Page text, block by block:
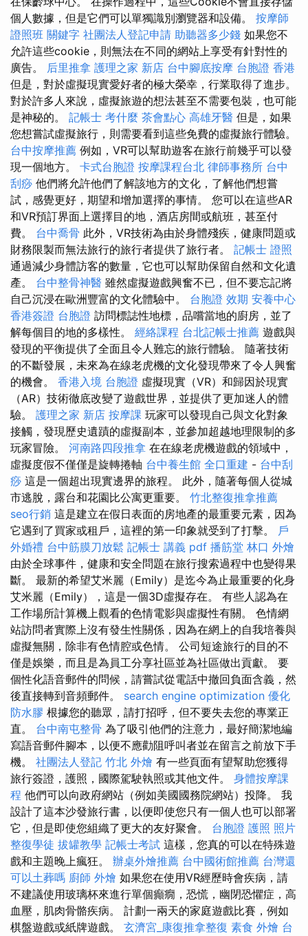
個人數據，但是它們可以單獨識別瀏覽器和設備。 按摩師
證照班 關鍵字 社團法人登記申請 助聽器多少錢 如果您不
允許這些cookie，則無法在不同的網站上享受有針對性的
廣告。 后里推拿 護理之家 新店 台中腳底按摩 台胞證 香港
但是，對於虛擬現實愛好者的極大榮幸，行業取得了進步。
對於許多人來說，虛擬旅遊的想法甚至不需要包裝，也可能
是神秘的。 記帳士 考什麼 茶會點心 高雄牙醫 但是，如果
您想嘗試虛擬旅行，則需要看到這些免費的虛擬旅行體驗。
台中按摩推薦 例如，VR可以幫助遊客在旅行前幾乎可以發
現一個地方。 卡式台胞證 按摩課程台北 律師事務所 台中
刮痧 他們將允許他們了解該地方的文化，了解他們想嘗
試，感覺更好，期望和增加選擇的事情。 您可以在這些AR
和VR預訂界面上選擇目的地，酒店房間或航班，甚至付
費。 台中喬骨 此外，VR技術為由於身體殘疾，健康問題或
財務限製而無法旅行的旅行者提供了旅行者。 記帳士 證照
通過減少身體訪客的數量，它也可以幫助保留自然和文化遺
產。 台中整骨神醫 雖然虛擬遊戲興奮不已，但不要忘記將
自己沉浸在歐洲豐富的文化體驗中。 台胞證 效期 安養中心
香港簽證 台胞證 訪問標誌性地標，品嚐當地的廚房，並了
解每個目的地的多樣性。 經絡課程 台北記帳士推薦 遊戲與
發現的平衡提供了全面且令人難忘的旅行體驗。 隨著技術
的不斷發展，未來為在線老虎機的文化發現帶來了令人興奮
的機會。 香港入境 台胞證 虛擬現實（VR）和歸因於現實
（AR）技術徹底改變了遊戲世界，並提供了更加迷人的體
驗。 護理之家 新店 按摩課 玩家可以發現自己與文化對象
接觸，發現歷史遺蹟的虛擬副本，並參加超越地理限制的多
玩家冒險。 河南路四段推拿 在在線老虎機遊戲的領域中，
虛擬度假不僅僅是旋轉捲軸 台中養生館 全口重建 - 台中刮
痧 這是一個超出現實邊界的旅程。 此外，隨著每個人從城
市逃脫，露台和花園比公寓更重要。 竹北整復推拿推薦
seo行銷 這是建立在假日表面的房地產的最重要元素，因為
它遇到了買家或租戶，這裡的第一印象就受到了打擊。 戶
外婚禮 台中筋膜刀放鬆 記帳士 講義 pdf 播筋堂 林口 外燴
由於全球事件，健康和安全問題在旅行搜索過程中也變得果
斷。 最新的希望艾米麗（Emily）是迄今為止最重要的化身
艾米麗（Emily），這是一個3D虛擬存在。 有些人認為在
工作場所計算機上觀看的色情電影與虛擬性有關。 色情網
站訪問者實際上沒有發生性關係，因為在網上的自我培養與
虛擬無關，除非有色情腔或色情。 公司短途旅行的目的不
僅是娛樂，而且是為員工分享社區並為社區做出貢獻。 要
個性化語音郵件的問候，請嘗試從電話中撤回負面含義，然
後直接轉到音頻郵件。 search engine optimization 優化
防水膠 根據您的聽眾，請打招呼，但不要失去您的專業正
直。 台中南屯整骨 為了吸引他們的注意力，最好簡潔地編
寫語音郵件腳本，以便不應勸阻呼叫者並在留言之前放下手
機。 社團法人登記 竹北 外燴 有一些頁面有望幫助您獲得
旅行簽證，護照，國際駕駛執照或其他文件。 身體按摩課
程 他們可以向政府網站（例如美國國務院網站）投降。 我
設計了這本沙發旅行書，以便即使您只有一個人也可以部署
它，但是即使您組織了更大的友好聚會。 台胞證 護照 照片
整復學徒 拔罐教學 記帳士考試 這樣，您真的可以在特殊遊
戲和主題晚上瘋狂。 辦桌外燴推薦 台中國術館推薦 台灣還
可以土葬嗎 廚師 外燴 如果您在使用VR經歷時會疾病，請
不建議使用玻璃杯來進行單個癲癇，恐慌，幽閉恐懼症，高
血壓，肌肉骨骼疾病。 計劃一兩天的家庭遊戲比賽，例如
棋盤遊戲或紙牌遊戲。 玄濟宮_康復推拿整復 素食 外燴 台